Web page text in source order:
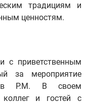
традициям и
ценностям.
приветственным
за мероприятие
Р.М. В своем
коллег и гостей с